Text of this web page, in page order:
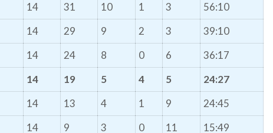
14 31 10 1 3
56:10
14 29 9 2 3
39:10
14 24 8 0 6
36:17
14 19 5 4 5
24:27
14 13 4 1 9
24:45
14 9 3 0 11
15:49